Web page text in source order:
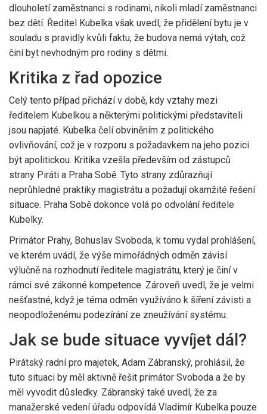
dlouholetí zaměstnanci s rodinami, nikoli mladí zaměstnanci
bez dětí. Ředitel Kubelka však uvedl, že přidělení bytu je v
souladu s pravidly kvůli faktu, že budova nemá výtah, což
činí byt nevhodným pro rodiny s dětmi.
Kritika z řad opozice
Celý tento případ přichází v době, kdy vztahy mezi
ředitelem Kubelkou a některými politickými představiteli
jsou napjaté. Kubelka čelí obviněním z politického
ovlivňování, což je v rozporu s požadavkem na jeho pozici
být apolitickou. Kritika vzešla především od zástupců
strany Piráti a Praha Sobě. Tyto strany zdůrazňují
neprůhledné praktiky magistrátu a požadují okamžité řešení
situace. Praha Sobě dokonce volá po odvolání ředitele
Kubelky.
Primátor Prahy, Bohuslav Svoboda, k tomu vydal prohlášení,
ve kterém uvádí, že výše mimořádných odměn závisí
výlučně na rozhodnutí ředitele magistrátu, který je činí v
rámci své zákonné kompetence. Zároveň uvedl, že je velmi
nešťastné, když je téma odměn využíváno k šíření závisti a
neopodloženému podezírání ze zneužívání systému.
Jak se bude situace vyvíjet dál?
Pirátský radní pro majetek, Adam Zábranský, prohlásil, že
tuto situaci by měl aktivně řešit primátor Svoboda a že by
měl vyvodit důsledky. Zábranský také uvedl, že za
manažerské vedení úřadu odpovídá Vladimír Kubelka pouze